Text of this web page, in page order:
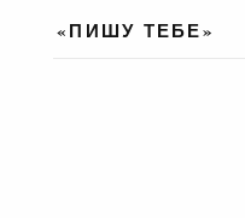
«ПИШУ ТЕБЕ»